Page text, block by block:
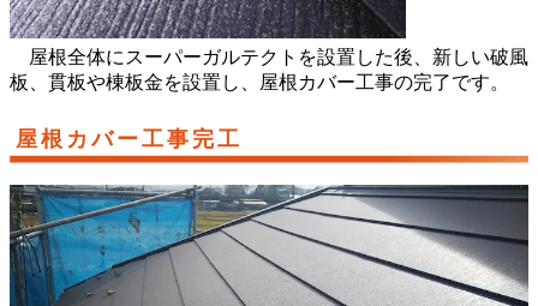
屋根全体にスーパーガルテクトを設置した後、新しい破風
板、貫板や棟板金を設置し、屋根カバー工事の完了です。
屋根カバー工事完工